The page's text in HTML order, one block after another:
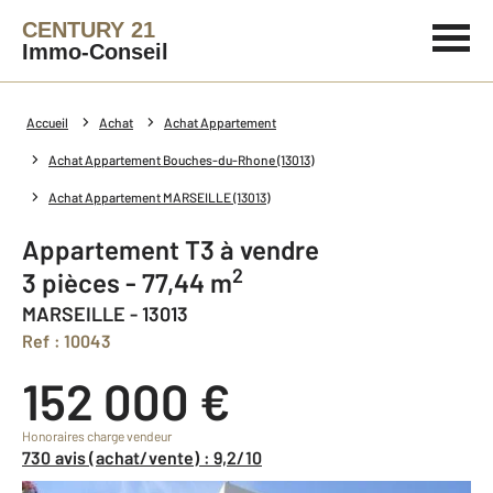
CENTURY 21
Immo-Conseil
Accueil Achat Achat Appartement
Achat Appartement Bouches-du-Rhone (13013)
Achat Appartement MARSEILLE (13013)
Appartement T3 à vendre
3 pièces - 77,44 m2
MARSEILLE - 13013
Ref : 10043
152 000 €
Honoraires charge vendeur
730 avis (achat/vente) : 9,2/10